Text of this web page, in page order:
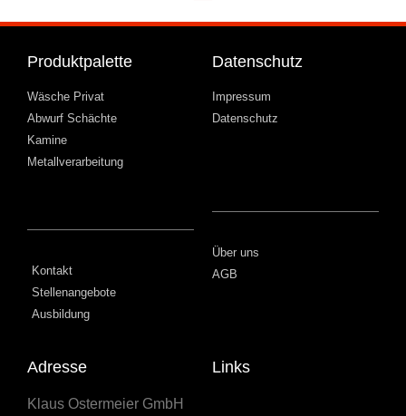
Produktpalette
Wäsche Privat
Abwurf Schächte
Kamine
Metallverarbeitung
Kontakt
Stellenangebote
Ausbildung
Datenschutz
Impressum
Datenschutz
Über uns
AGB
Adresse
Klaus Ostermeier GmbH
Links